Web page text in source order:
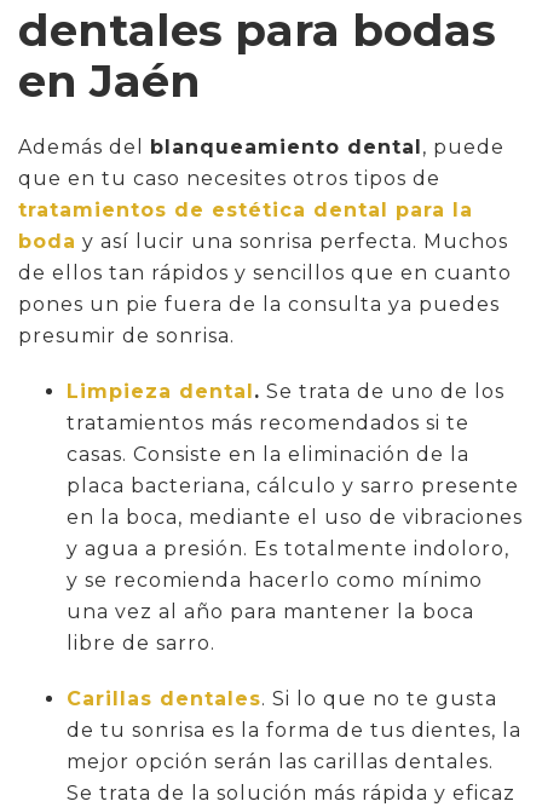
dentales para bodas
en Jaén
Además del blanqueamiento dental , puede
que en tu caso necesites otros tipos de
tratamientos de estética dental para la
boda y así lucir una sonrisa perfecta. Muchos
de ellos tan rápidos y sencillos que en cuanto
pones un pie fuera de la consulta ya puedes
presumir de sonrisa.
Limpieza dental . Se trata de uno de los
tratamientos más recomendados si te
casas. Consiste en la eliminación de la
placa bacteriana, cálculo y sarro presente
en la boca, mediante el uso de vibraciones
y agua a presión. Es totalmente indoloro,
y se recomienda hacerlo como mínimo
una vez al año para mantener la boca
libre de sarro.
Carillas dentales. Si lo que no te gusta
de tu sonrisa es la forma de tus dientes, la
mejor opción serán las carillas dentales.
Se trata de la solución más rápida y eficaz